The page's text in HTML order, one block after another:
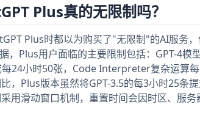
Plus真的无限制吗？
Plus时都以为购买了"无限制"的AI服务，
，Plus用户面临的主要限制包括：GPT-4模
每24小时50张，Code Interpreter复杂运算
，Plus版本虽然将GPT-3.5的每3小时25条
用滑动窗口机制，重置时间会因时区、服